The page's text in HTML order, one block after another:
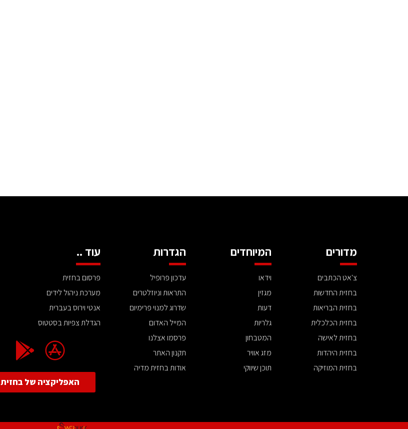
מדורים
צ'אט הכתבים
בחזית החדשות
בחזית הבריאות
בחזית הכלכלית
בחזית לאישה
בחזית היהדות
בחזית המוזיקה
המיוחדים
וידאו
מגזין
דעות
גלריות
המטבחון
מזג אוויר
תוכן שיווקי
הגדרות
עדכון פרופיל
התראות וניוזלטרים
שדרוג למנוי פרימיום
המייל האדום
פרסמו אצלנו
תקנון האתר
אודות בחזית מדיה
עוד ..
פרסום בחזית
מערכת ניהול לידים
אנטי וירוס בעברית
הגדלת צפיות בסטטוס
האפליקציה של בחזית